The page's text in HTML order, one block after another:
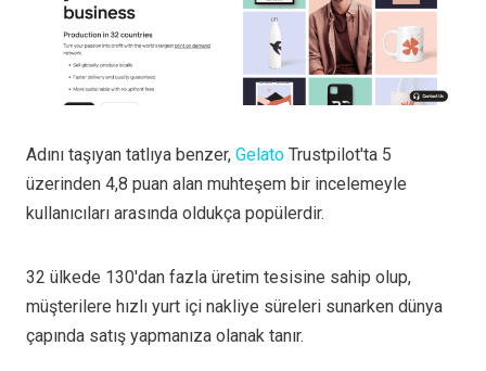
Adını taşıyan tatlıya benzer, Gelato Trustpilot'ta 5
üzerinden 4,8 puan alan muhteşem bir incelemeyle
kullanıcıları arasında oldukça popülerdir.
32 ülkede 130'dan fazla üretim tesisine sahip olup,
müşterilere hızlı yurt içi nakliye süreleri sunarken dünya
çapında satış yapmanıza olanak tanır.